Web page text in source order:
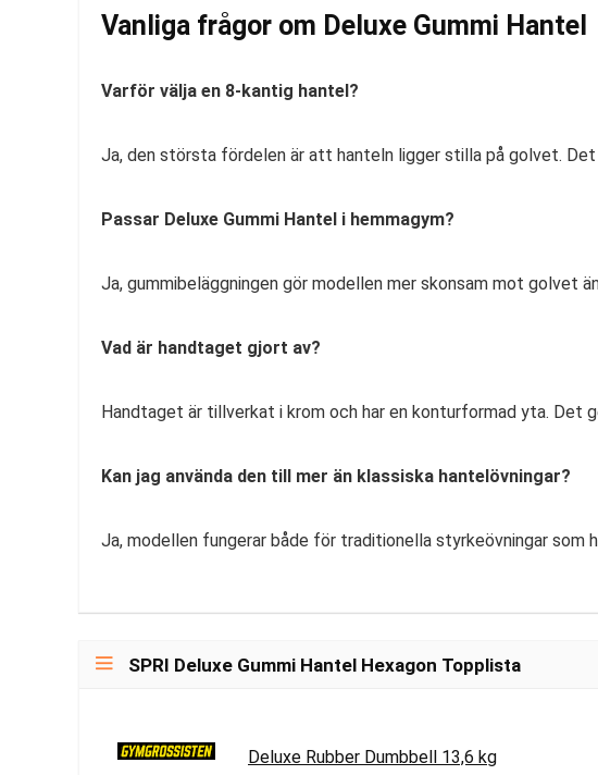
Vanliga frågor om Deluxe Gummi Hantel
Varför välja en 8-kantig hantel?
Ja, den största fördelen är att hanteln ligger stilla på golvet.
Passar Deluxe Gummi Hantel i hemmagym?
Ja, gummibeläggningen gör modellen mer skonsam mot golvet
Vad är handtaget gjort av?
Handtaget är tillverkat i krom och har en konturformad yta.
Kan jag använda den till mer än klassiska hantelövningar?
Ja, modellen fungerar både för traditionella styrkeövningar
SPRI Deluxe Gummi Hantel Hexagon Topplista
Deluxe Rubber Dumbbell 13,6 kg